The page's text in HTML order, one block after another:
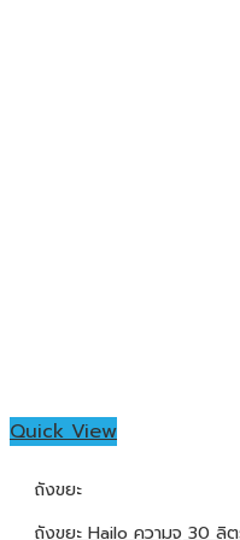
Quick View
ถังขยะ
ถังขยะ Hailo ความจุ 30 ลิ